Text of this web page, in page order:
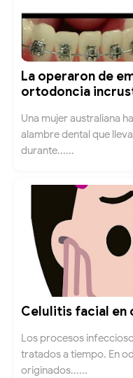
La operaron de
ortodoncia
Una mujer australiana
alambre dental que
durante......
Celulitis facial
Los procesos
tratados a tiempo. En
originados......